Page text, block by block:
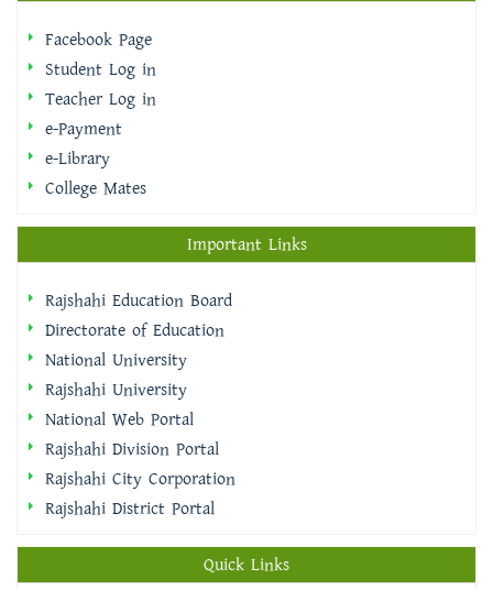
Facebook Page
Student Log in
Teacher Log in
e-Payment
e-Library
College Mates
Important Links
Rajshahi Education Board
Directorate of Education
National University
Rajshahi University
National Web Portal
Rajshahi Division Portal
Rajshahi City Corporation
Rajshahi District Portal
Quick Links